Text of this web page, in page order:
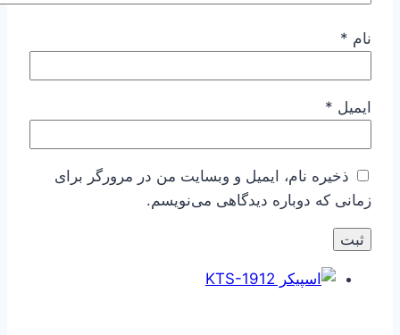
نام *
ایمیل *
ذخیره نام، ایمیل و وبسایت من در مرورگر برای
زمانی که دوباره دیدگاهی می‌نویسم.